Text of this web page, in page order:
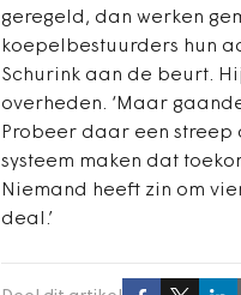
geregeld, dan werken
koepelbestuurders hun
Schurink aan de beurt.
overheden. ‘Maar
Probeer daar een streep
systeem maken dat
Niemand heeft zin om
deal.’